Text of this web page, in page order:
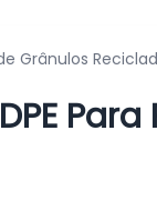
Grânulos